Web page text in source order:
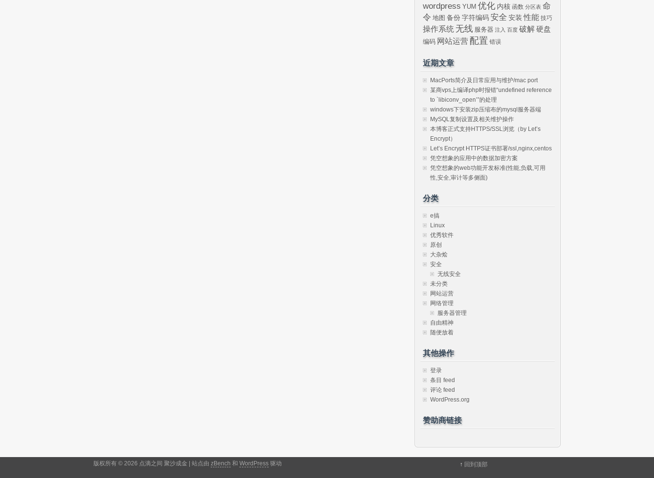
wordpress YUM 优化 内核 函数 分区表 命
令 地图 备份 字符编码 安全 安装 性能 技巧
操作系统 无线 服务器 注入 百度 破解硬盘
编码 网站运营 配置 错误
近期文章
MacPorts简介及日常应用与维护/mac port
某商vps上编译php时报错“undefined reference
to `libiconv_open’”的处理
windows下安装zip压缩布的mysql服务器端
MySQL复制设置及相关维护操作
本博客正式支持HTTPS/SSL浏览（by Let’s
Encrypt）
Let’s Encrypt HTTPS证书部署/ssl,nginx,centos
凭空想象的应用中的数据加密方案
凭空想象的web功能开发标准(性能,负载,可用
性,安全,审计等多侧面)
分类
e搞
Linux
优秀软件
原创
大杂烩
安全
无线安全
未分类
网站运营
网络管理
服务器管理
自由精神
随便放着
其他操作
登录
条目 feed
评论 feed
WordPress.org
赞助商链接
版权所有 © 2026 点滴之间 聚沙成金 | 站点由 zBench 和 WordPress 驱动 ↑ 回到顶部